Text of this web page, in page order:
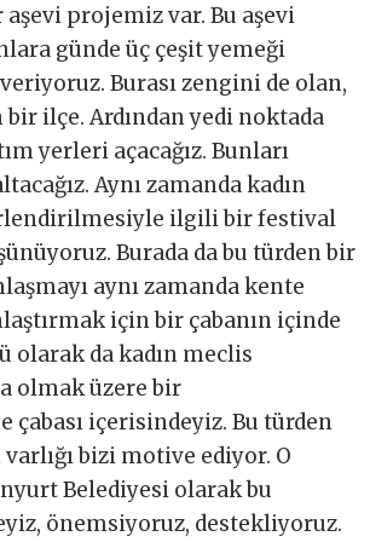
projemiz var. Bu aşevi
günde üç çeşit yemeği
Burası zengini de olan,
ilçe. Ardından yedi noktada
yerleri açacağız. Bunları
Aynı zamanda kadın
ilgili bir festival
Burada da bu türden bir
aynı zamanda kente
için bir çabanın içinde
olarak da kadın meclis
olmak üzere bir
çabası içerisindeyiz. Bu türden
bizi motive ediyor. O
Belediyesi olarak bu
önemsiyoruz, destekliyoruz.